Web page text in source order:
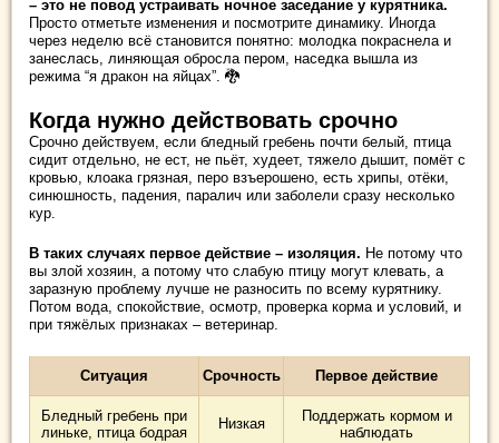
– это не повод устраивать ночное заседание у курятника.
Просто отметьте изменения и посмотрите динамику. Иногда
через неделю всё становится понятно: молодка покраснела и
занеслась, линяющая обросла пером, наседка вышла из
режима “я дракон на яйцах”. 🐉
Когда нужно действовать срочно
Срочно действуем, если бледный гребень почти белый, птица
сидит отдельно, не ест, не пьёт, худеет, тяжело дышит, помёт с
кровью, клоака грязная, перо взъерошено, есть хрипы, отёки,
синюшность, падения, паралич или заболели сразу несколько
кур.
В таких случаях первое действие – изоляция. Не потому что
вы злой хозяин, а потому что слабую птицу могут клевать, а
заразную проблему лучше не разносить по всему курятнику.
Потом вода, спокойствие, осмотр, проверка корма и условий, и
при тяжёлых признаках – ветеринар.
Ситуация Срочность Первое действие
Бледный гребень при
линьке, птица бодрая
Низкая
Поддержать кормом и
наблюдать